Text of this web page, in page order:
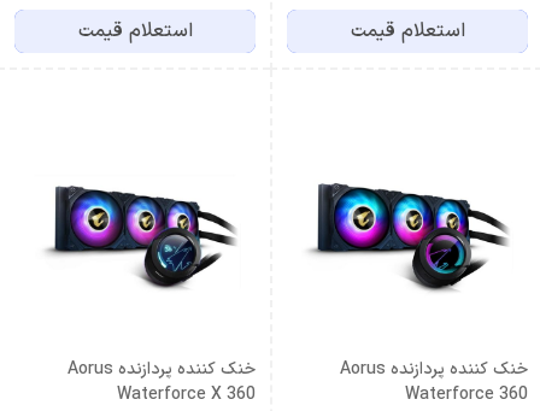
استعلام قیمت استعلام قیمت
خنک کننده پردازنده Aorus
Waterforce 360
خنک کننده پردازنده Aorus
Waterforce X 360